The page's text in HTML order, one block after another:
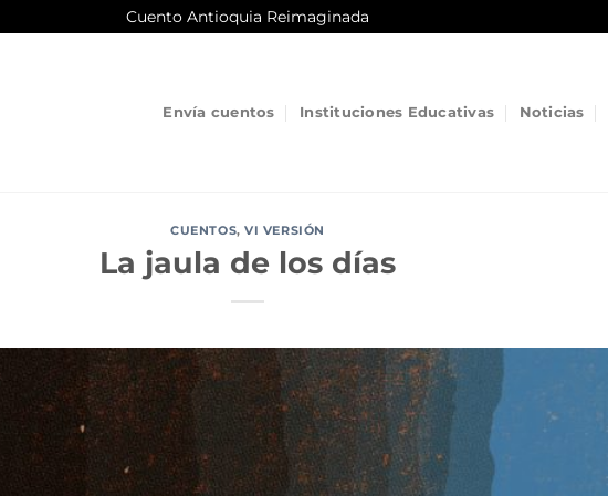
Cuento Antioquia Reimaginada
Envía cuentos Instituciones Educativas Noticias
CUENTOS,VI VERSIÓN
La jaula de los días